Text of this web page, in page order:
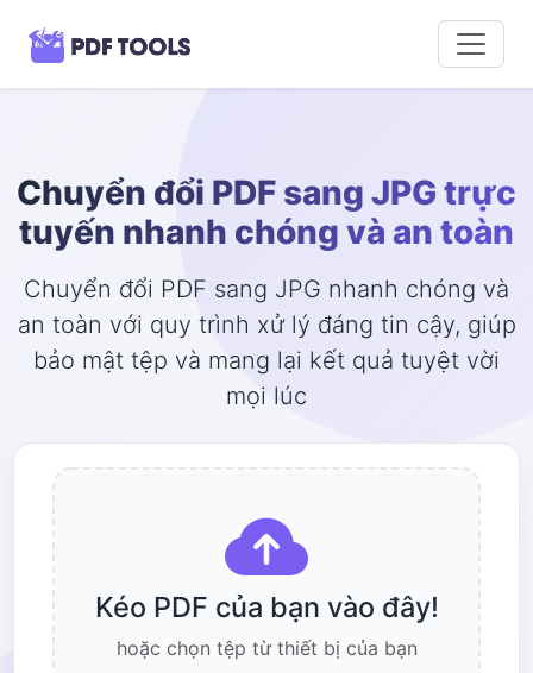
Chuyển đổi PDF sang JPG trực
tuyến nhanh chóng và an toàn
Chuyển đổi PDF sang JPG nhanh chóng và
an toàn với quy trình xử lý đáng tin cậy, giúp
bảo mật tệp và mang lại kết quả tuyệt vời
mọi lúc
Kéo PDF của bạn vào đây!
hoặc chọn tệp từ thiết bị của bạn